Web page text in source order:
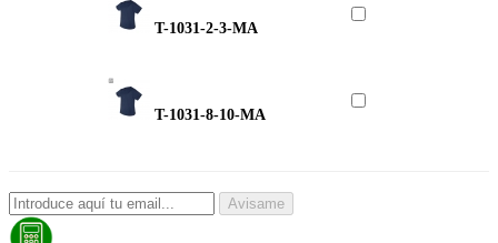
T-1031-2-3-MA
T-1031-8-10-MA
Avisame